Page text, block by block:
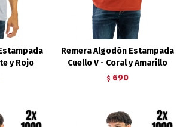
y Rojo
Remera Algodón Estampada
Cuello V - Coral y Amarillo
$ 690